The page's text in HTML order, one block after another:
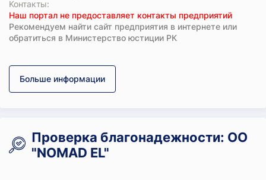
Koнтaкты:
Наш портал не предоставляет контакты предприятий
Рекомендуем найти сайт предприятия в интернете или
обратиться в Министерство юстиции РК
Больше информации
Проверка благонадежности: ОО
"NOMAD EL"